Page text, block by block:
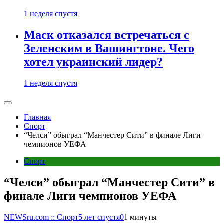
1 неделя спустя
Маск отказался встречаться с
Зеленским в Вашингтоне. Чего
хотел украинский лидер?
1 неделя спустя
Главная
Спорт
“Челси” обыграл “Манчестер Сити” в финале Лиги
чемпионов УЕФА
Спорт
“Челси” обыграл “Манчестер Сити” в
финале Лиги чемпионов УЕФА
NEWSru.com :: Спорт5 лет спустя01 минуты